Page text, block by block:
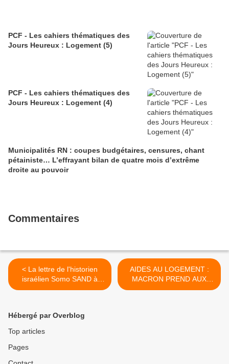
PCF - Les cahiers thématiques des
Jours Heureux : Logement (5)
PCF - Les cahiers thématiques des
Jours Heureux : Logement (4)
Municipalités RN : coupes budgétaires, censures, chant
pétainiste… L’effrayant bilan de quatre mois d’extrême
droite au pouvoir
Commentaires
< La lettre de l'historien
israélien Somo SAND à
Emmanuel Macron
AIDES AU LOGEMENT :
MACRON PREND AUX
PAUVRES POUR DONNER
Hébergé par Overblog
Top articles
Pages